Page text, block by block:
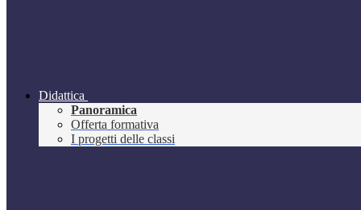
Didattica
Panoramica
Offerta formativa
I progetti delle classi